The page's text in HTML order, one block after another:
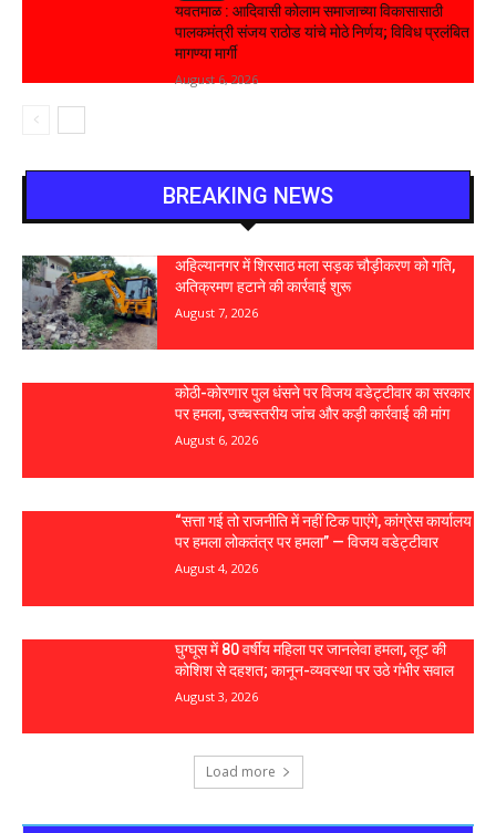
यवतमाळ : आदिवासी कोलाम समाजाच्या विकासासाठी
पालकमंत्री संजय राठोड यांचे मोठे निर्णय; विविध प्रलंबित
मागण्या मार्गी
August 6, 2026
BREAKING NEWS
अहिल्यानगर में शिरसाठ मला सड़क चौड़ीकरण को गति,
अतिक्रमण हटाने की कार्रवाई शुरू
August 7, 2026
कोठी-कोरणार पुल धंसने पर विजय वडेट्टीवार का सरकार
पर हमला, उच्चस्तरीय जांच और कड़ी कार्रवाई की मांग
August 6, 2026
“सत्ता गई तो राजनीति में नहीं टिक पाएंगे, कांग्रेस कार्यालय
पर हमला लोकतंत्र पर हमला” — विजय वडेट्टीवार
August 4, 2026
घुग्घूस में 80 वर्षीय महिला पर जानलेवा हमला, लूट की
कोशिश से दहशत; कानून-व्यवस्था पर उठे गंभीर सवाल
August 3, 2026
Load more